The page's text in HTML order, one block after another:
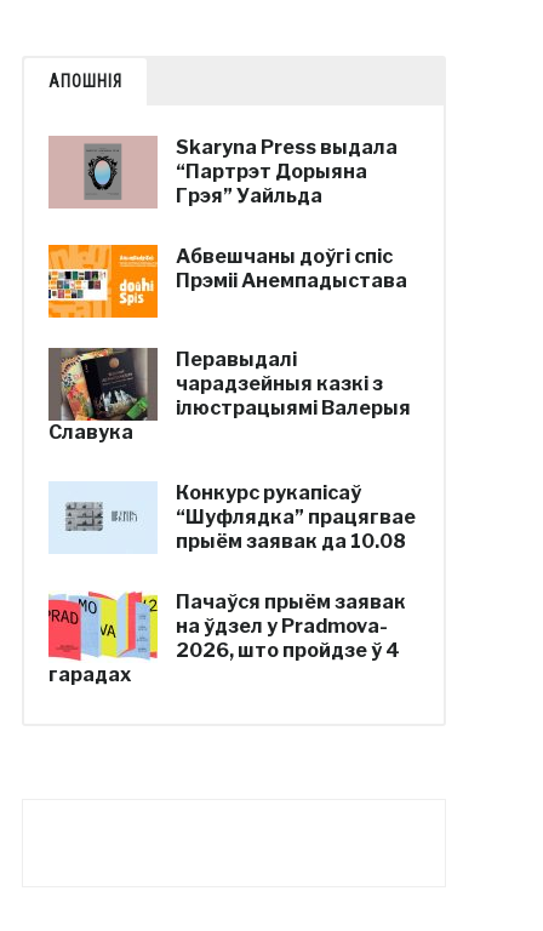
АПОШНІЯ
Skaryna Press выдала
“Партрэт Дорыяна
Грэя” Уайльда
Абвешчаны доўгі спіс
Прэміі Анемпадыстава
Перавыдалі
чарадзейныя казкі з
ілюстрацыямі Валерыя
Славука
Конкурс рукапісаў
“Шуфлядка” працягвае
прыём заявак да 10.08
Пачаўся прыём заявак
на ўдзел у Pradmova-
2026, што пройдзе ў 4
гарадах